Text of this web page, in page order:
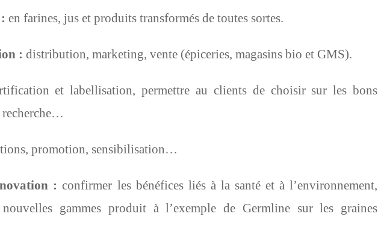
en farines, jus et produits transformés de toutes sortes.
: distribution, marketing, vente (épiceries, magasins bio et GMS).
et labellisation, permettre au clients de choisir sur les bons
recherche…
promotion, sensibilisation…
: confirmer les bénéfices liés à la santé et à l’environnement,
nouvelles gammes produit à l’exemple de Germline sur les graines